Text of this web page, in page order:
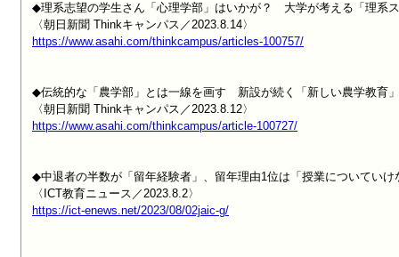
◆理系志望の学生さん「心理学部」はいかが？　大学が考える「理系
https://www.asahi.com/thinkcampus/articles-100757/
◆伝統的な「農学部」とは一線を画す　新設が続く「新しい農学教育
https://www.asahi.com/thinkcampus/article-100727/
◆中退者の半数が「留年経験者」、留年理由1位は「授業についてい
https://ict-enews.net/2023/08/02jaic-g/